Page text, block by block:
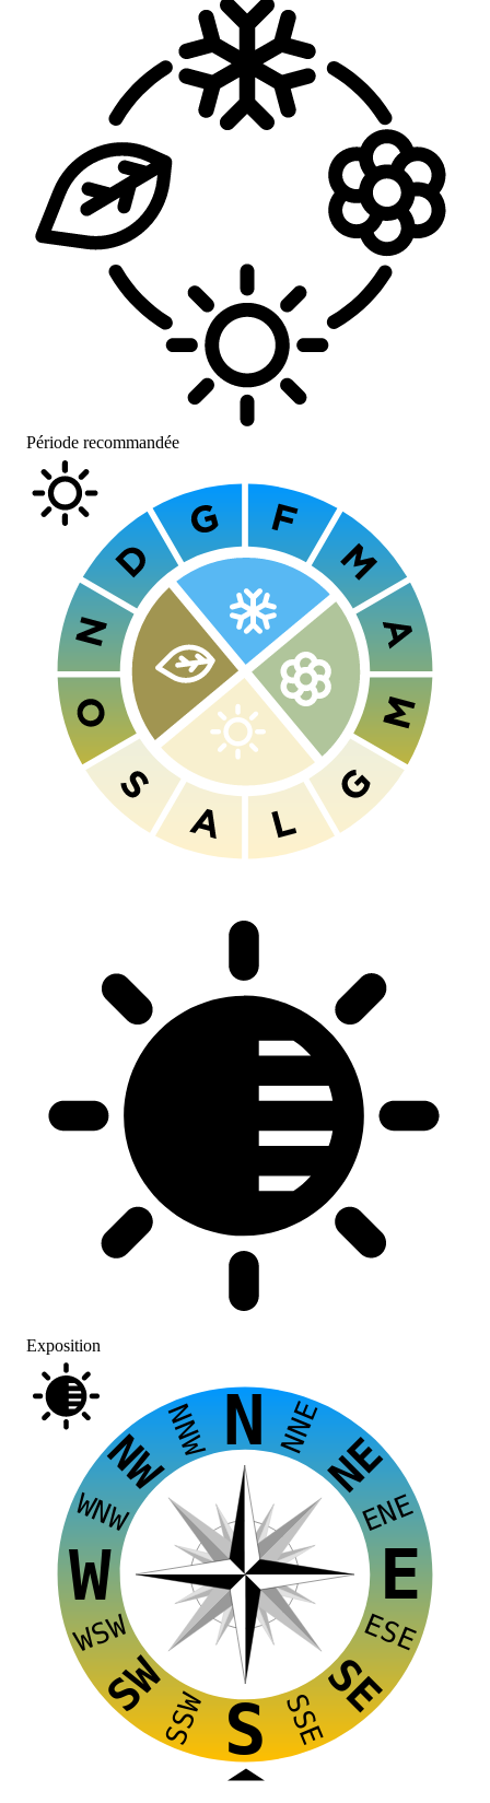
Période recommandée
Exposition
E
W
S
N
NW NE
SE
SW
NNE
ENE
ESE
SSE
SSW
WSW
WNW
NNW